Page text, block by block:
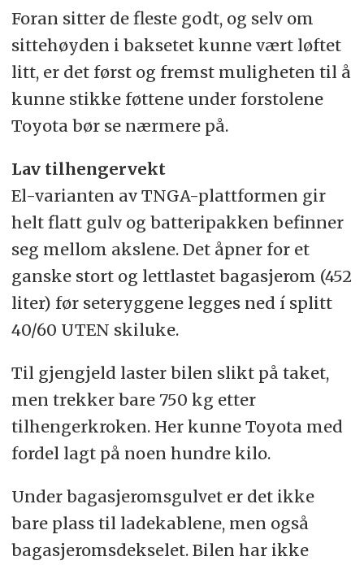
Foran sitter de fleste godt, og selv om
sittehøyden i baksetet kunne vært løftet
litt, er det først og fremst muligheten til å
kunne stikke føttene under forstolene
Toyota bør se nærmere på.
Lav tilhengervekt
El-varianten av TNGA-plattformen gir
helt flatt gulv og batteripakken befinner
seg mellom akslene. Det åpner for et
ganske stort og lettlastet bagasjerom (452
liter) før seteryggene legges ned í splitt
40/60 UTEN skiluke.
Til gjengjeld laster bilen slikt på taket,
men trekker bare 750 kg etter
tilhengerkroken. Her kunne Toyota med
fordel lagt på noen hundre kilo.
Under bagasjeromsgulvet er det ikke
bare plass til ladekablene, men også
bagasjeromsdekselet. Bilen har ikke